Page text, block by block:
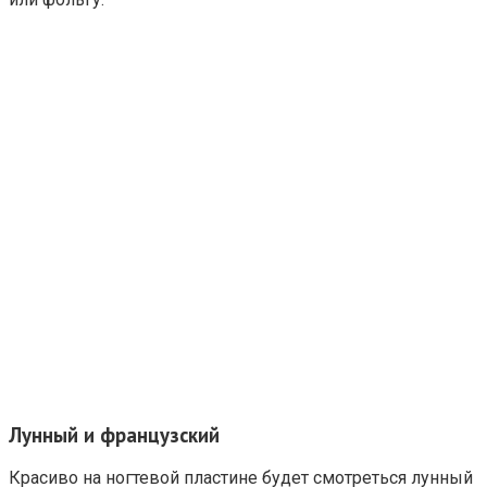
Лунный и французский
Красиво на ногтевой пластине будет смотреться лунный